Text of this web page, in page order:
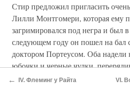
Стир предложил пригласить
Лилли Монтгомери, которая ему
загримировался под негра и был
следующем году он пошел на бал
доктором Портеусом. Оба надели
юбочки и черные чулки,
девочек. Бактериологи порой
← IV. Флеминг у Райта VI.